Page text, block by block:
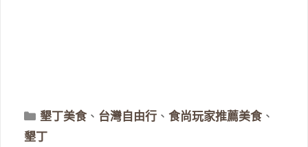
分
類
墾丁美食、 台灣自由行 、食尚玩家推薦美食、
墾丁